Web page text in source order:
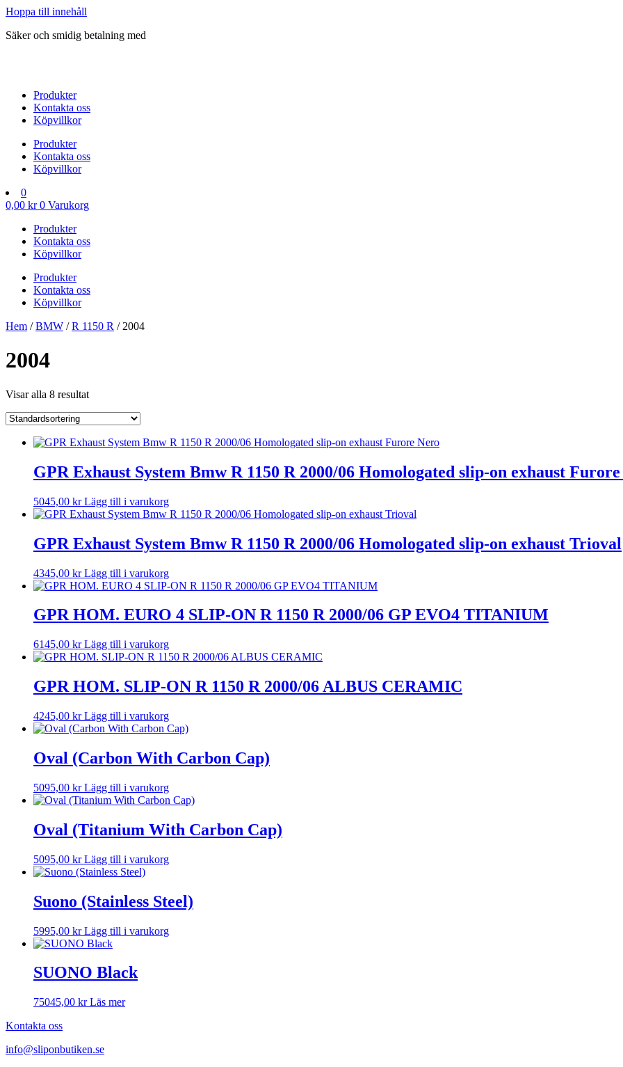
Hoppa till innehåll
Säker och smidig betalning med
Produkter
Kontakta oss
Köpvillkor
Produkter
Kontakta oss
Köpvillkor
0
0,00 kr 0 Varukorg
Produkter
Kontakta oss
Köpvillkor
Produkter
Kontakta oss
Köpvillkor
Hem /BMW /R 1150 R / 2004
2004
Visar alla 8 resultat
GPR Exhaust System Bmw R 1150 R 2000/06 Homologated slip-on exhaust
5045,00 kr Lägg till i varukorg
GPR Exhaust System Bmw R 1150 R 2000/06 Homologated slip-on exhaust Trioval
4345,00 kr Lägg till i varukorg
GPR HOM. EURO 4 SLIP-ON R 1150 R 2000/06 GP EVO4 TITANIUM
6145,00 kr Lägg till i varukorg
GPR HOM. SLIP-ON R 1150 R 2000/06 ALBUS CERAMIC
4245,00 kr Lägg till i varukorg
Oval (Carbon With Carbon Cap)
5095,00 kr Lägg till i varukorg
Oval (Titanium With Carbon Cap)
5095,00 kr Lägg till i varukorg
Suono (Stainless Steel)
5995,00 kr Lägg till i varukorg
SUONO Black
75045,00 kr Läs mer
Kontakta oss
info@sliponbutiken.se